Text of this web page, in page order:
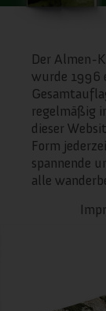
Der Almen-
wurde 1996
regelmäßig
dieser
Form
spannende
alle